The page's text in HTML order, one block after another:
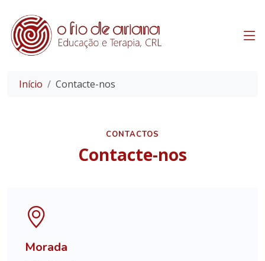
Início Contacte-nos
CONTACTOS
Contacte-nos
Morada